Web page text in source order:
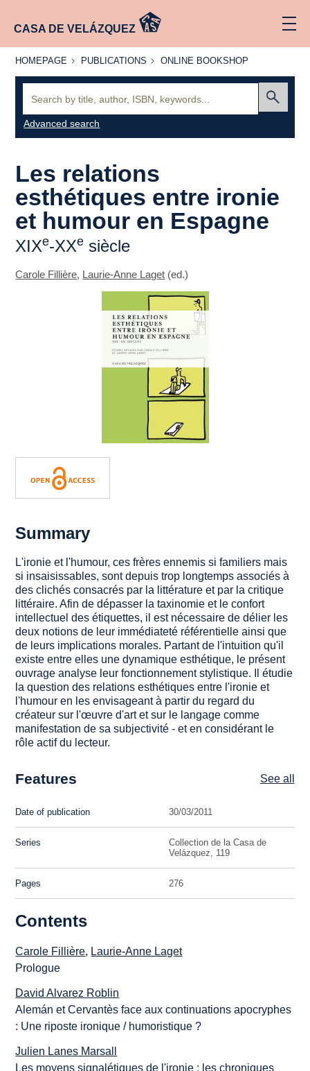
CASA DE VELÁZQUEZ
HOMEPAGE
HOMEPAGE PUBLICATIONS
PUBLICATIONS
ONLINE
ONLINE BOOKSHOP
Advanced search
Les relations
esthétiques entre ironie
et humour en Espagne
XIXe-XXe siècle
Carole Fillière, Laurie-Anne Laget (ed.)
Summary
L'ironie et l'humour, ces frères ennemis si familiers mais
si insaisissables, sont depuis trop longtemps associés à
des clichés consacrés par la littérature et par la critique
littéraire. Afin de dépasser la taxinomie et le confort
intellectuel des étiquettes, il est nécessaire de délier les
deux notions de leur immédiateté référentielle ainsi que
de leurs implications morales. Partant de l'intuition qu'il
existe entre elles une dynamique esthétique, le présent
ouvrage analyse leur fonctionnement stylistique. Il étudie
la question des relations esthétiques entre l'ironie et
l'humour en les envisageant à partir du regard du
créateur sur l'œuvre d'art et sur le langage comme
manifestation de sa subjectivité - et en considérant le
rôle actif du lecteur.
Features See all
Date of publication 30/03/2011
Series
Collection de la Casa de
Velázquez, 119
Pages 276
Contents
Carole Fillière, Laurie-Anne Laget
Prologue
David Alvarez Roblin
Alemán et Cervantès face aux continuations apocryphes
: Une riposte ironique / humoristique ?
Julien Lanes Marsall
Les moyens signalétiques de l'ironie : les chroniques